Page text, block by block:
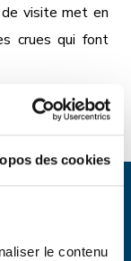
des cookies
le contenu
visite met en
crues qui font